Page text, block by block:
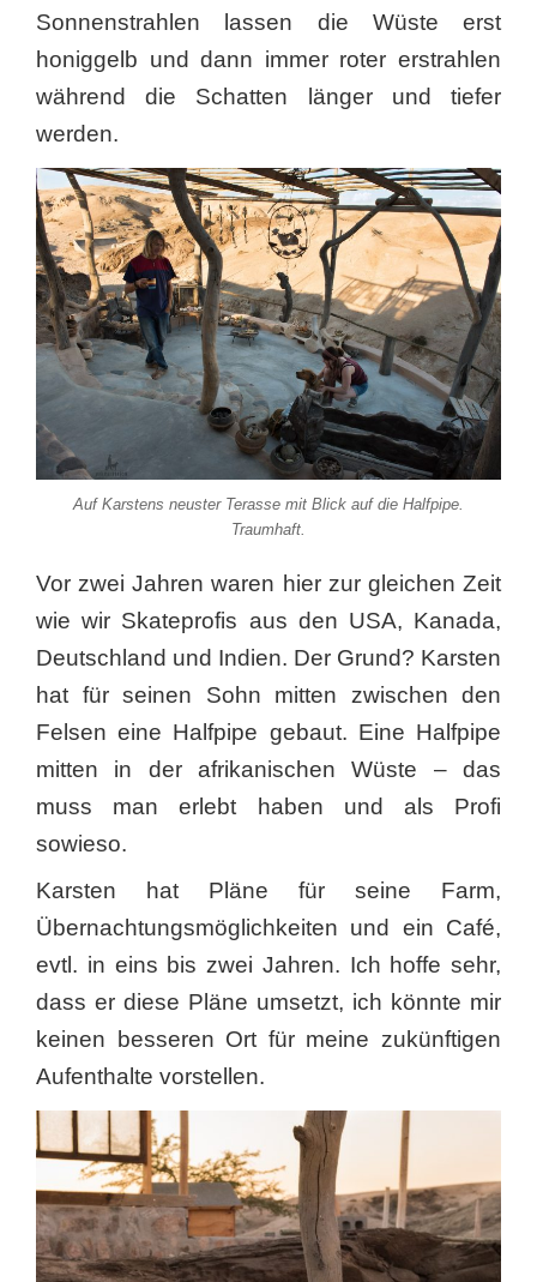
Sonnenstrahlen lassen die Wüste erst
honiggelb und dann immer roter erstrahlen
während die Schatten länger und tiefer
werden.
Auf Karstens neuster Terasse mit Blick auf die Halfpipe.
Traumhaft.
Vor zwei Jahren waren hier zur gleichen Zeit
wie wir Skateprofis aus den USA, Kanada,
Deutschland und Indien. Der Grund? Karsten
hat für seinen Sohn mitten zwischen den
Felsen eine Halfpipe gebaut. Eine Halfpipe
mitten in der afrikanischen Wüste – das
muss man erlebt haben und als Profi
sowieso.
Karsten hat Pläne für seine Farm,
Übernachtungsmöglichkeiten und ein Café,
evtl. in eins bis zwei Jahren. Ich hoffe sehr,
dass er diese Pläne umsetzt, ich könnte mir
keinen besseren Ort für meine zukünftigen
Aufenthalte vorstellen.